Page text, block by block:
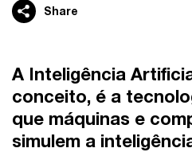
Share
A Inteligência
conceito, é a
que máquinas e
simulem a